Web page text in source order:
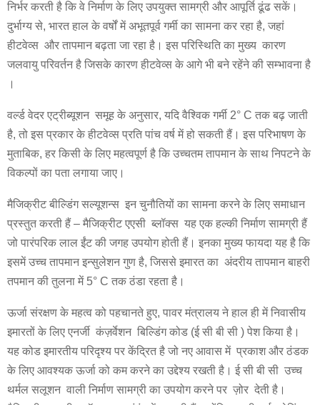
निर्भर करती है कि वे निर्माण के लिए उपयुक्त सामग्री और आपूर्ति ढूंढ सकें।
दुर्भाग्य से, भारत हाल के वर्षों में अभूतपूर्व गर्मी का सामना कर रहा है, जहां
हीटवेव्स और तापमान बढ़ता जा रहा है। इस परिस्थिति का मुख्य कारण
जलवायु परिवर्तन है जिसके कारण हीटवेव्स के आगे भी बने रहेंने की सम्भावना है
।
वर्ल्ड वेदर एट्रीब्यूशन समूह के अनुसार, यदि वैश्विक गर्मी 2° C तक बढ़ जाती
है, तो इस प्रकार के हीटवेव्स प्रति पांच वर्ष में हो सकती हैं। इस परिभाषण के
मुताबिक, हर किसी के लिए महत्वपूर्ण है कि उच्चतम तापमान के साथ निपटने के
विकल्पों का पता लगाया जाए।
मैजिक्रीट बील्डिंग सल्यूशन्स इन चुनौतियों का सामना करने के लिए समाधान
प्रस्तुत करती हैं – मैजिक्रीट एएसी ब्लॉक्स यह एक हल्की निर्माण सामग्री हैं
जो पारंपरिक लाल ईंट की जगह उपयोग होती हैं। इनका मुख्य फायदा यह है कि
इसमें उच्च तापमान इन्सुलेशन गुण है, जिससे इमारत का अंदरीय तापमान बाहरी
तपमान की तुलना में 5° C तक ठंडा रहता है।
ऊर्जा संरक्षण के महत्व को पहचानते हुए, पावर मंत्रालय ने हाल ही में निवासीय
इमारतों के लिए एनर्जी कंज़र्वेशन बिल्डिंग कोड (ई सी बी सी ) पेश किया है।
यह कोड इमारतीय परिदृश्य पर केंद्रित है जो नए आवास में प्रकाश और ठंडक
के लिए आवश्यक ऊर्जा को कम करने का उद्देश्य रखती है। ई सी बी सी उच्च
थर्मल सलूशन वाली निर्माण सामग्री का उपयोग करने पर ज़ोर देती है।